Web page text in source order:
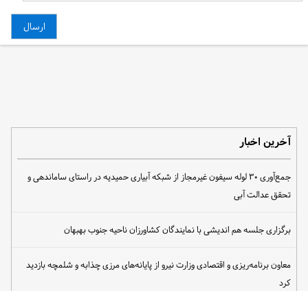
آخرین اخبار
جمع‌آوری ۳۰ لوله سیفون غیرمجاز از شبکه آبیاری حمیدیه در راستای ساماندهی و
تحقق عدالت آبی
برگزاری جلسه هم اندیشی با نمایندگان کشاورزان ناحیه جنوب بهبهان
معاون برنامه‌ریزی و اقتصادی وزارت نیرو از پایانه‌های مرزی چذابه و شلمچه بازدید
کرد